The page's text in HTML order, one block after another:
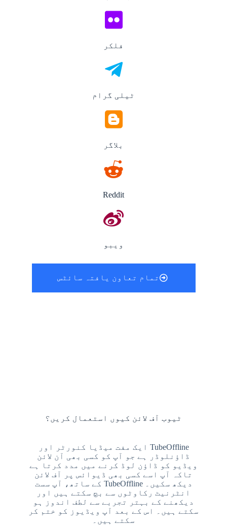
فلکر
ٹیلی گرام
بلاگر
Reddit
ویبو
تمام تعاون یافتہ سائٹس
ٹیوب آف لائن کیوں استعمال کریں؟
TubeOffline ایک مفت میڈیا کنورٹر اور
ڈاؤنلوڈر ہے جو آپ کو کسی بھی آن لائن
ویڈیو کو ڈاؤن لوڈ کرنے میں مدد کرتا ہے
تاکہ آپ اسے کسی بھی ڈیوائس پر آف لائن
دیکھ سکیں۔ TubeOffline کے ساتھ، آپ سست
انٹرنیٹ رکاوٹوں سے بچ سکتے ہیں اور
دیکھنے کے بہتر تجربے سے لطف اندوز ہو
سکتے ہیں۔ اس کے بعد آپ ویڈیوز کو ختم کر
سکتے ہیں۔